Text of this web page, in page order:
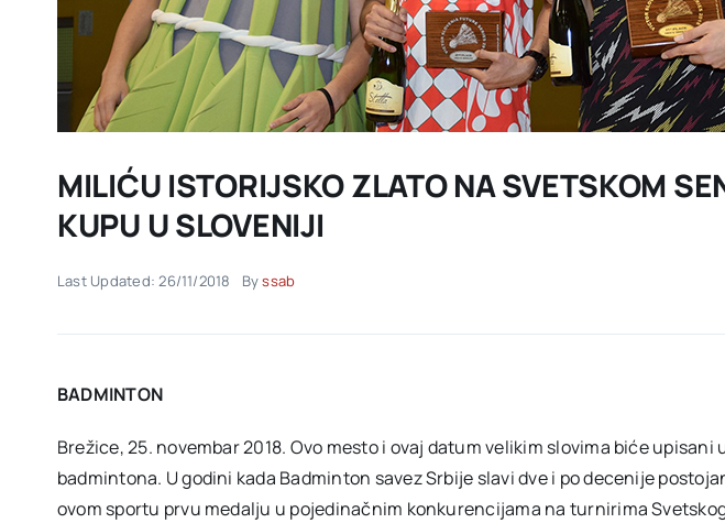
MILIĆU ISTORIJSKO ZLATO NA SVETSKOM
KUPU U SLOVENIJI
Last Updated: 26/11/2018 Byssab
BADMINTON
Brežice, 25. novembar 2018. Ovo mesto i ovaj datum velikim slovima biće upisani
badmintona. U godini kada Badminton savez Srbije slavi dve i po decenije
ovom sportu prvu medalju u pojedinačnim konkurencijama na turnirima